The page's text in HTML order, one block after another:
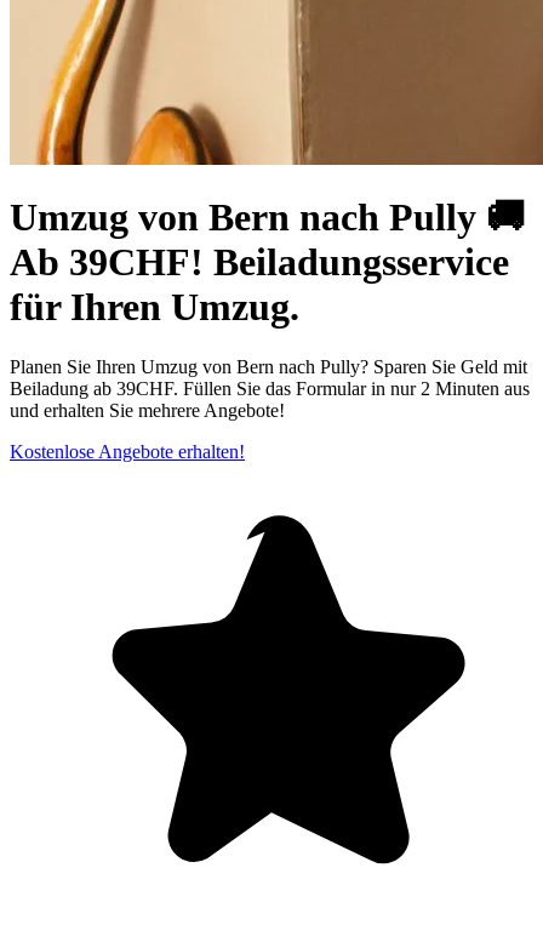
Umzug von Bern nach Pully 🚚
Ab 39CHF! Beiladungsservice
für Ihren Umzug.
Planen Sie Ihren Umzug von Bern nach Pully? Sparen Sie Geld mit
Beiladung ab 39CHF. Füllen Sie das Formular in nur 2 Minuten aus
und erhalten Sie mehrere Angebote!
Kostenlose Angebote erhalten!